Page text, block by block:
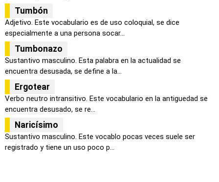
Tumbón
Adjetivo. Este vocabulario es de uso coloquial, se dice
especialmente a una persona socar...
Tumbonazo
Sustantivo masculino. Esta palabra en la actualidad se
encuentra desusada, se define a la...
Ergotear
Verbo neutro intransitivo. Este vocabulario en la antiguedad se
encuentra desusado, se re...
Naricísimo
Sustantivo masculino. Este vocablo pocas veces suele ser
registrado y tiene un uso poco p...